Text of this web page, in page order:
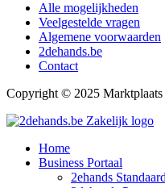
Alle mogelijkheden
Veelgestelde vragen
Algemene voorwaarden
2dehands.be
Contact
Copyright © 2025
Home
Business Portaal
2ehands Standaard